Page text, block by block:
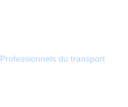
Professionnels du transport